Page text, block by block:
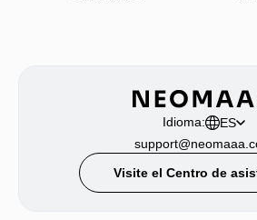
Idioma:
ES
Visite el Centro de